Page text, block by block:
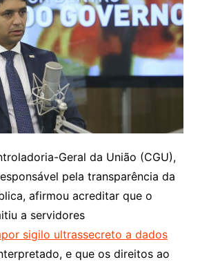
Geral da União (CGU),
pela transparência da
afirmou acreditar que o
a servidores
sigilo ultrassecreto a dados
e que os direitos ao